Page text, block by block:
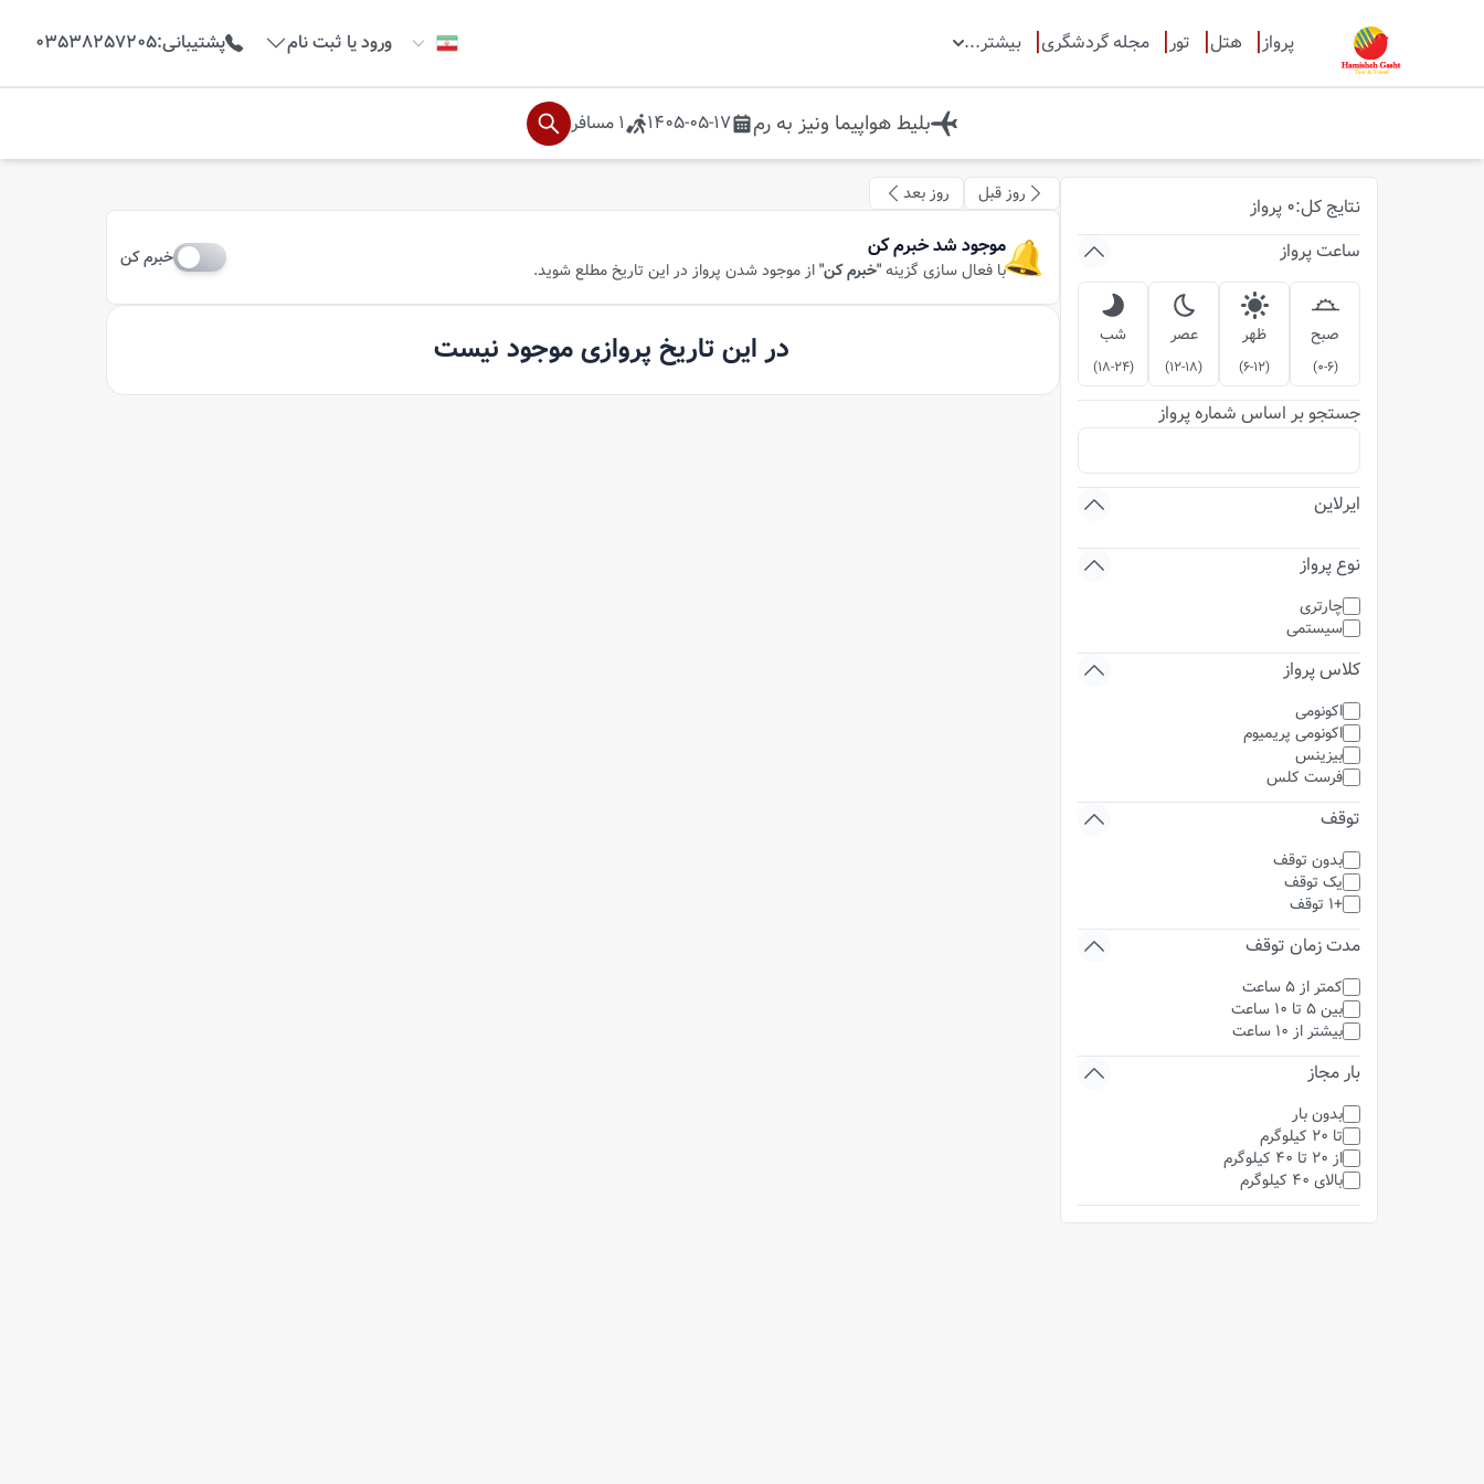
پرواز هتل تور مجله گردشگری بیشتر... ورود یا ثبت نام پشتیبانی:
03538257205
بلیط هواپیما ونیز به رم 1405-05-17
1 مسافر
نتایج کل:
0 پرواز
ساعت پرواز
صبح
(
0-6
)
ظهر
(
6-12
)
عصر
(
12-18
)
شب
(
18-24
)
جستجو بر اساس شماره پرواز
ایرلاین
نوع پرواز
چارتری
سیستمی
کلاس پرواز
اکونومی
اکونومی پریمیوم
بیزینس
فرست کلس
توقف
بدون توقف
یک توقف
+1 توقف
مدت زمان توقف
کمتر از 5 ساعت
بین 5 تا 10 ساعت
بیشتر از 10 ساعت
بار مجاز
بدون بار
تا 20 کیلوگرم
از 20 تا 40 کیلوگرم
بالای 40 کیلوگرم
روز قبل روز بعد
موجود شد خبرم کن
با فعال سازی گزینه"خبرم کن"از موجود شدن پرواز در این تاریخ مطلع شوید.
خبرم کن
در این تاریخ پروازی موجود نیست